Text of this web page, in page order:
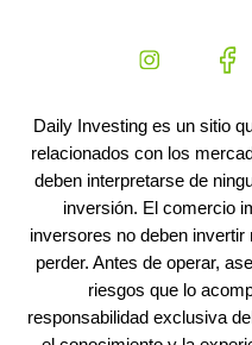
Daily Investing es un sitio
relacionados con los
deben interpretarse de
inversión. El comercio
inversores no deben
perder. Antes de operar,
riesgos que lo
responsabilidad exclusiva